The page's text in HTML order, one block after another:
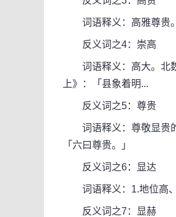
词语释义：高雅尊贵。
反义词之4：崇高
词语释义：高大。北魏
上》：「县象着明...
反义词之5：尊贵
词语释义：尊敬显贵的
「六曰尊贵。」
反义词之6：显达
词语释义：1.地位高、
反义词之7：显赫